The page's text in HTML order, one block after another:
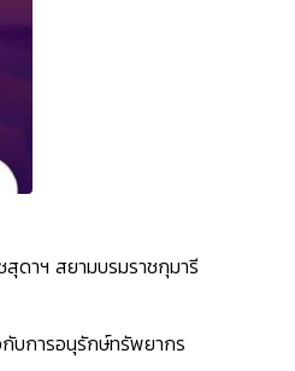
ดาฯ สยามบรมราชกุมารี
บการอนุรักษ์ทรัพยากร